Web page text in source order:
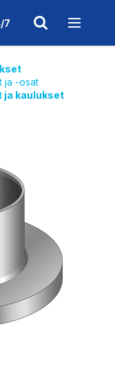
7
ja -osat
ja kaulukset